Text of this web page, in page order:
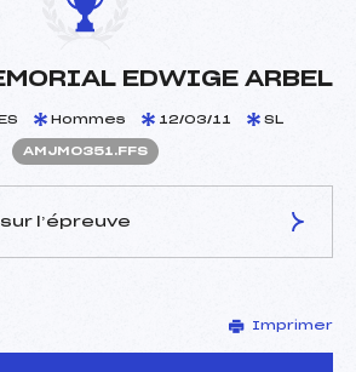
EDWIGE ARBEL
Hommes 12/03/11 SL
AMJM0351.FFS
l’épreuve
CRETIN MAITENAZ
ROBERT ()
Imprimer